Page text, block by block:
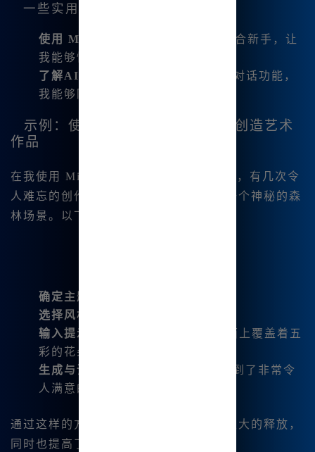
一些实用的小技巧
使用 MJ 提词器：
这个工具非常适合新手，让
我能够快速生成创作灵感。
了解AI对话功能：
利用内置的 AI 对话功能，
我能够随时寻求帮助，不再困惑。
示例：使用Midjourney中文绘画创造艺术
作品
在我使用 Midjourney 中文绘画的过程中，有几次令
人难忘的创作经历。例如，我试图生成一个神秘的森
林场景。以下是我使用的步骤：
确定主题：
选择风格：
输入提示：
“让阳光透过树叶，地面上覆盖着五
彩的花朵”
生成与调整：
经过几次调整，我得到了非常令
人满意的作品。
通过这样的方式，我的创作灵感得到了极大的释放，
同时也提高了我的绘画技能。